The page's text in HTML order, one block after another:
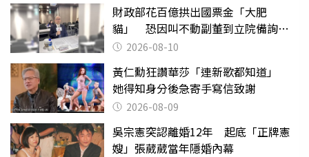
財政部花百億拱出國票金「大肥
貓」 恐因叫不動副董到立院備詢惹
議 2026-08-10
黃仁勳狂讚華莎「連新歌都知道」
她得知身分後急寄手寫信致謝
2026-08-09
吳宗憲突認離婚12年 起底「正牌憲
嫂」張葳葳當年隱婚內幕